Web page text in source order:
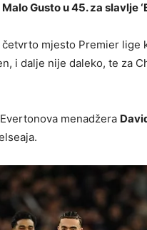
Gusto u 45. za slavlje
mjesto Premier lige
i dalje nije daleko, te za
menadžera